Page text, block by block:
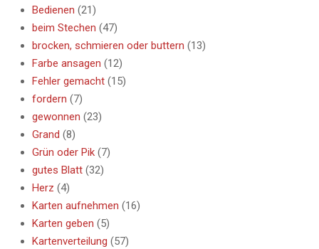
Bedienen (21)
beim Stechen (47)
brocken, schmieren oder buttern (13)
Farbe ansagen (12)
Fehler gemacht (15)
fordern (7)
gewonnen (23)
Grand (8)
Grün oder Pik (7)
gutes Blatt (32)
Herz (4)
Karten aufnehmen (16)
Karten geben (5)
Kartenverteilung (57)